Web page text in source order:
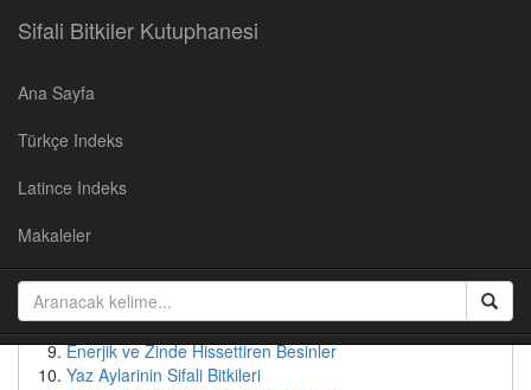
Sifali Bitkiler Kutuphanesi
Ana Sayfa
Türkçe Indeks
Latince Indeks
Makaleler
Cevizin Faydalari
Yaban Mersininin Faydaları
Patates suyunun faydaları
Bebeksi Bir Yüz İçin Doğal Çözümler
Tok Tutan Besinler
Enerjik ve Zinde Hissettiren Besinler
Yaz Aylarinin Sifali Bitkileri